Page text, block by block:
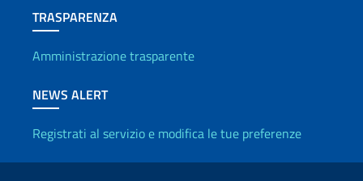
TRASPARENZA
Amministrazione trasparente
NEWS ALERT
Registrati al servizio e modifica le tue preferenze